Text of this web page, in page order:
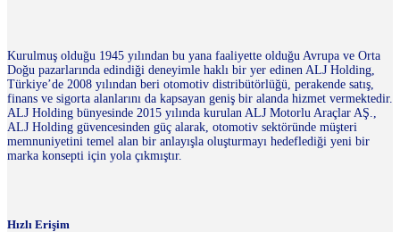
Kurulmuş olduğu 1945 yılından bu yana faaliyette olduğu Avrupa ve Orta
Doğu pazarlarında edindiği deneyimle haklı bir yer edinen ALJ Holding,
Türkiye’de 2008 yılından beri otomotiv distribütörlüğü, perakende satış,
finans ve sigorta alanlarını da kapsayan geniş bir alanda hizmet vermektedir.
ALJ Holding bünyesinde 2015 yılında kurulan ALJ Motorlu Araçlar AŞ.,
ALJ Holding güvencesinden güç alarak, otomotiv sektöründe müşteri
memnuniyetini temel alan bir anlayışla oluşturmayı hedeflediği yeni bir
marka konsepti için yola çıkmıştır.
Hızlı Erişim